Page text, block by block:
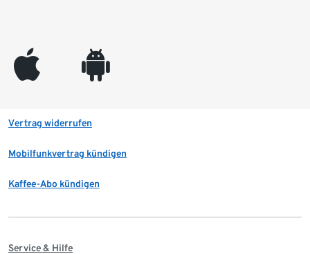
appleinc android
Vertrag widerrufen
Mobilfunkvertrag kündigen
Kaffee-Abo kündigen
Service & Hilfe